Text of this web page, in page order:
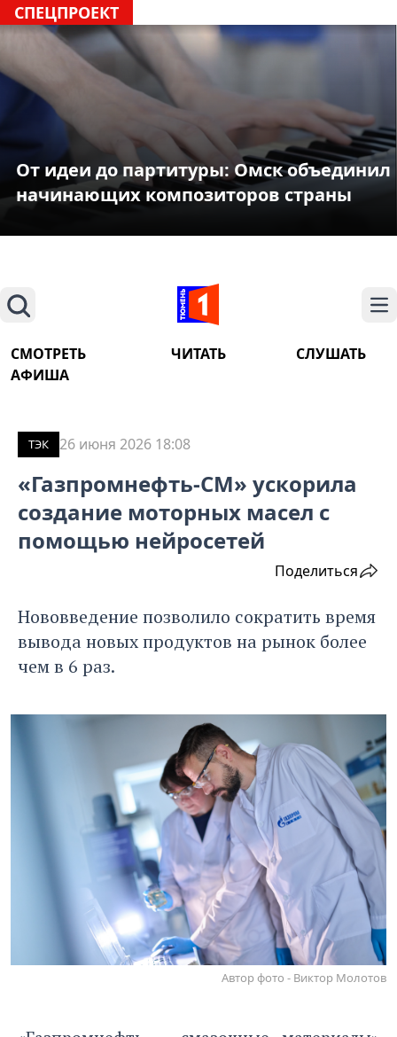
СПЕЦПРОЕКТ
От идеи до партитуры: Омск объединил
начинающих композиторов страны
Поиск
СМОТРЕТЬ ЧИТАТЬ
СЛУШАТЬ
АФИША
ТЭК 26 июня 2026 18:08
«Газпромнефть-СМ» ускорила
создание моторных масел с
помощью нейросетей
Поделиться
Нововведение позволило сократить время
вывода новых продуктов на рынок более
чем в 6 раз.
Автор фото - Виктор Молотов